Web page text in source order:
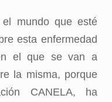
mundo que esté
esta enfermedad
el que se van a
la misma, porque
CANELA, ha